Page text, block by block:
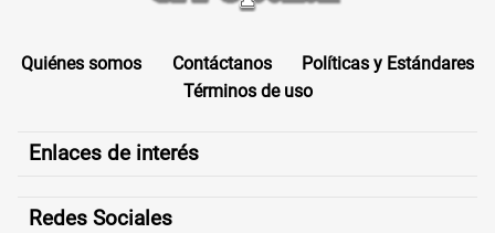
Quiénes somos Contáctanos
Políticas y Estándares
Términos de uso
Enlaces de interés
Redes Sociales